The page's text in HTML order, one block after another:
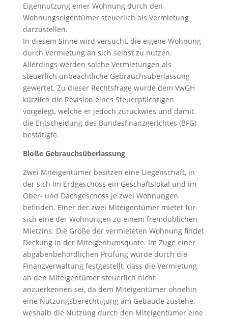
Eigennutzung einer Wohnung durch den
Wohnungseigentümer steuerlich als Vermietung
darzustellen.
In diesem Sinne wird versucht, die eigene Wohnung
durch Vermietung an sich selbst zu nutzen.
Allerdings werden solche Vermietungen als
steuerlich unbeachtliche Gebrauchsüberlassung
gewertet. Zu dieser Rechtsfrage wurde dem VwGH
kürzlich die Revision eines Steuerpflichtigen
vorgelegt, welche er jedoch zurückwies und damit
die Entscheidung des Bundesfinanzgerichtes (BFG)
bestätigte.
Bloße Gebrauchsüberlassung
Zwei Miteigentümer besitzen eine Liegenschaft, in
der sich im Erdgeschoss ein Geschäftslokal und im
Ober- und Dachgeschoss je zwei Wohnungen
befinden. Einer der zwei Miteigentümer mietet für
sich eine der Wohnungen zu einem fremdüblichen
Mietzins. Die Größe der vermieteten Wohnung findet
Deckung in der Miteigentumsquote. Im Zuge einer
abgabenbehördlichen Prüfung wurde durch die
Finanzverwaltung festgestellt, dass die Vermietung
an den Miteigentümer steuerlich nicht
anzuerkennen sei, da dem Miteigentümer ohnehin
eine Nutzungsberechtigung am Gebäude zustehe,
weshalb die Nutzung durch den Miteigentümer eine